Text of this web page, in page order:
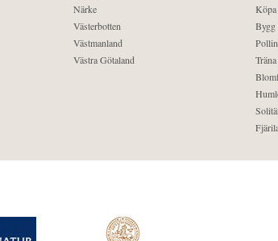
Närke
Västerbotten
Västmanland
Västra Götaland
Bygg